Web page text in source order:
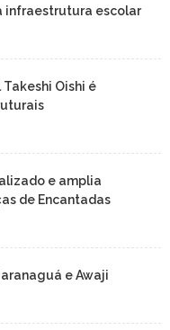
infraestrutura escolar
Oishi é
e amplia
de Encantadas
e Awaji